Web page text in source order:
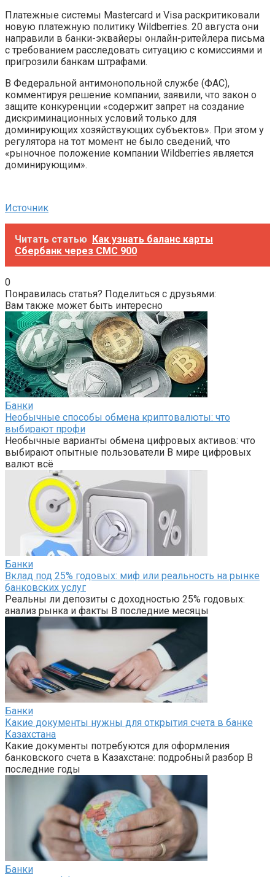
Платежные системы Mastercard и Visa раскритиковали
новую платежную политику Wildberries. 20 августа они
направили в банки-эквайеры онлайн-ритейлера письма
с требованием расследовать ситуацию с комиссиями и
пригрозили банкам штрафами.
В Федеральной антимонопольной службе (ФАС),
комментируя решение компании, заявили, что закон о
защите конкуренции «содержит запрет на создание
дискриминационных условий только для
доминирующих хозяйствующих субъектов». При этом у
регулятора на тот момент не было сведений, что
«рыночное положение компании Wildberries является
доминирующим».
Источник
Читать статью Как узнать баланс карты
Сбербанк через СМС 900
0
Понравилась статья? Поделиться с друзьями:
Вам также может быть интересно
Банки
Необычные способы обмена криптовалюты: что
выбирают профи
Необычные варианты обмена цифровых активов: что
выбирают опытные пользователи В мире цифровых
валют всё
Банки
Вклад под 25% годовых: миф или реальность на рынке
банковских услуг
Реальны ли депозиты с доходностью 25% годовых:
анализ рынка и факты В последние месяцы
Банки
Какие документы нужны для открытия счета в банке
Казахстана
Какие документы потребуются для оформления
банковского счета в Казахстане: подробный разбор В
последние годы
Банки